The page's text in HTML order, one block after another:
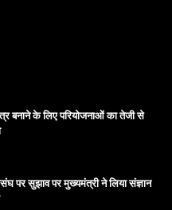
बनाने के लिए परियोजनाओं का तेजी से
पर सुझाव पर मुख्यमंत्री ने लिया संज्ञान